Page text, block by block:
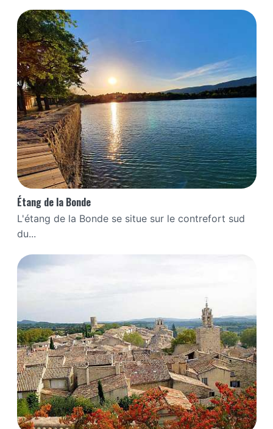
Étang de la Bonde
L'étang de la Bonde se situe sur le contrefort sud
du...